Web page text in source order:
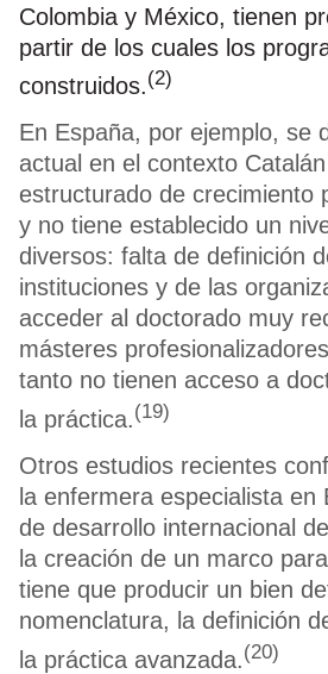
Colombia y México, tienen
partir de los cuales los
construidos.(2)
En España, por ejemplo, se
actual en el contexto
estructurado de crecimiento
y no tiene establecido un
diversos: falta de definición
instituciones y de las
acceder al doctorado muy
másteres
tanto no tienen acceso a
la práctica.(19)
Otros estudios recientes
la enfermera especialista
de desarrollo internacional
la creación de un marco
tiene que producir un bien
nomenclatura, la definición
la práctica avanzada.(20)